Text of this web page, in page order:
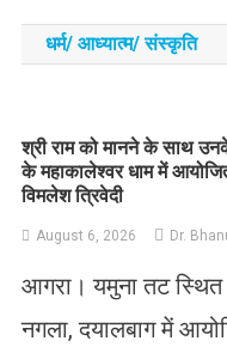
धर्म/ आध्‍यात्‍म/ संस्‍कृति
​श्री राम को मानने के साथ
के महाकालेश्वर धाम में
विमलेश त्रिवेदी
August 6, 2026 Dr.
आगरा। यमुना तट स्थित
नगला, दयालबाग में